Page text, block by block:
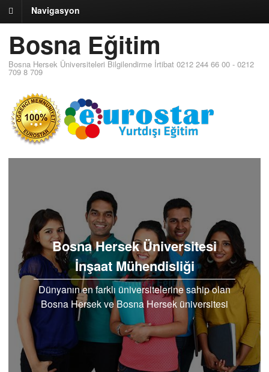
Navigasyon
Bosna Eğitim
Bosna Hersek Üniversiteleri Bilgilendirme İrtibat 0212 244 66 00 - 0212
709 8 709
Bosna Hersek Üniversitesi
İnşaat Mühendisliği
Dünyanın en farklı üniversitelerine sahip olan
Bosna Hersek ve Bosna Hersek üniversitesi
inşaat mühendisliği bölümünde Türk öğrenciler
için Türkçe..